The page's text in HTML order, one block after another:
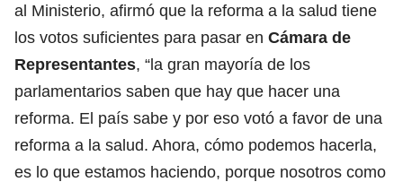
al Ministerio, afirmó que la reforma a la salud tiene
los votos suficientes para pasar en Cámara de
Representantes, “la gran mayoría de los
parlamentarios saben que hay que hacer una
reforma. El país sabe y por eso votó a favor de una
reforma a la salud. Ahora, cómo podemos hacerla,
es lo que estamos haciendo, porque nosotros como